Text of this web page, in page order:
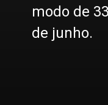
modo de
de junho.